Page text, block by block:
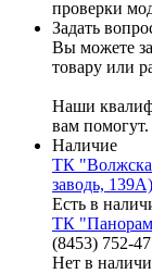
проверки
Задать
Вы можете
товару или
Наши
вам помогут.
Наличие
ТК
заводь, 139А)
Есть в
ТК
(8453) 752-
Нет в